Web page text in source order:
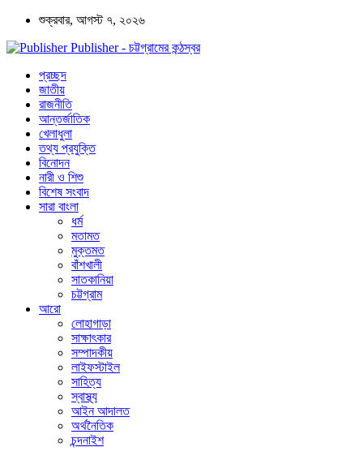
শুক্রবার, আগস্ট ৭, ২০২৬
Publisher - চট্টগ্রামের কন্ঠস্বর
প্রচ্ছদ
জাতীয়
রাজনীতি
আন্তর্জাতিক
খেলাধুলা
তথ্য প্রযুক্তি
বিনোদন
নারী ও শিশু
বিশেষ সংবাদ
সারা বাংলা
ধর্ম
মতামত
মুক্তমত
বাঁশখালী
সাতকানিয়া
চট্টগ্রাম
আরো
লোহাগাড়া
সাক্ষাৎকার
সম্পাদকীয়
লাইফস্টাইল
সাহিত্য
স্বাস্থ্য
আইন আদালত
অর্থনৈতিক
চন্দনাইশ